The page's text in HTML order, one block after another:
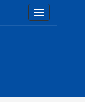
Toggle